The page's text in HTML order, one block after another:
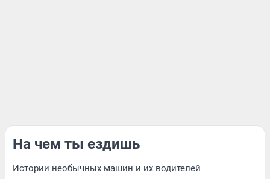
На чем ты ездишь
Истории необычных машин и их водителей